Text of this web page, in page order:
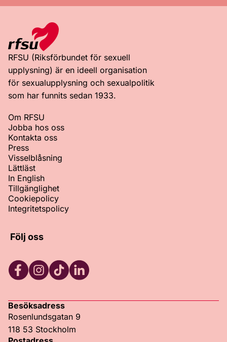
RFSU (Riksförbundet för sexuell
upplysning) är en ideell organisation
för sexualupplysning och sexualpolitik
som har funnits sedan 1933.
Om RFSU
Jobba hos oss
Kontakta oss
Press
Visselblåsning
Lättläst
In English
Tillgänglighet
Cookiepolicy
Integritetspolicy
Följ oss
Besöksadress
Rosenlundsgatan 9
118 53 Stockholm